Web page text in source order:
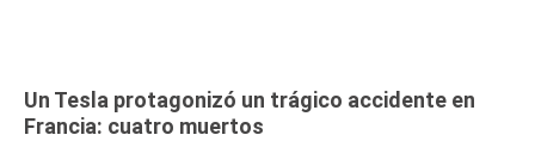
Un Tesla protagonizó un trágico accidente en
Francia: cuatro muertos